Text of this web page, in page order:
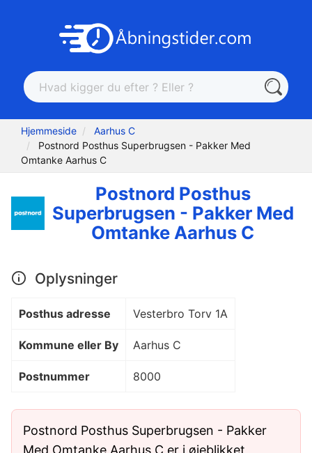
Hjemmeside
Aarhus C
Postnord Posthus Superbrugsen - Pakker Med
Omtanke Aarhus C
Postnord Posthus
Superbrugsen - Pakker Med
Omtanke Aarhus C
Oplysninger
Posthus adresse Vesterbro Torv 1A
Kommune eller By Aarhus C
Postnummer 8000
Postnord Posthus Superbrugsen - Pakker
Med Omtanke Aarhus C er i øjeblikket